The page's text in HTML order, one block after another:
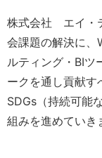
株式会社 エイ・
会課題の解決に、
ルティング・BIツ
ークを通し貢献す
SDGs（持続可能
組みを進めていき